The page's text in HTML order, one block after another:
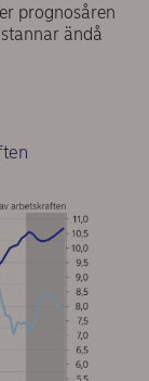
prognosåren
ändå